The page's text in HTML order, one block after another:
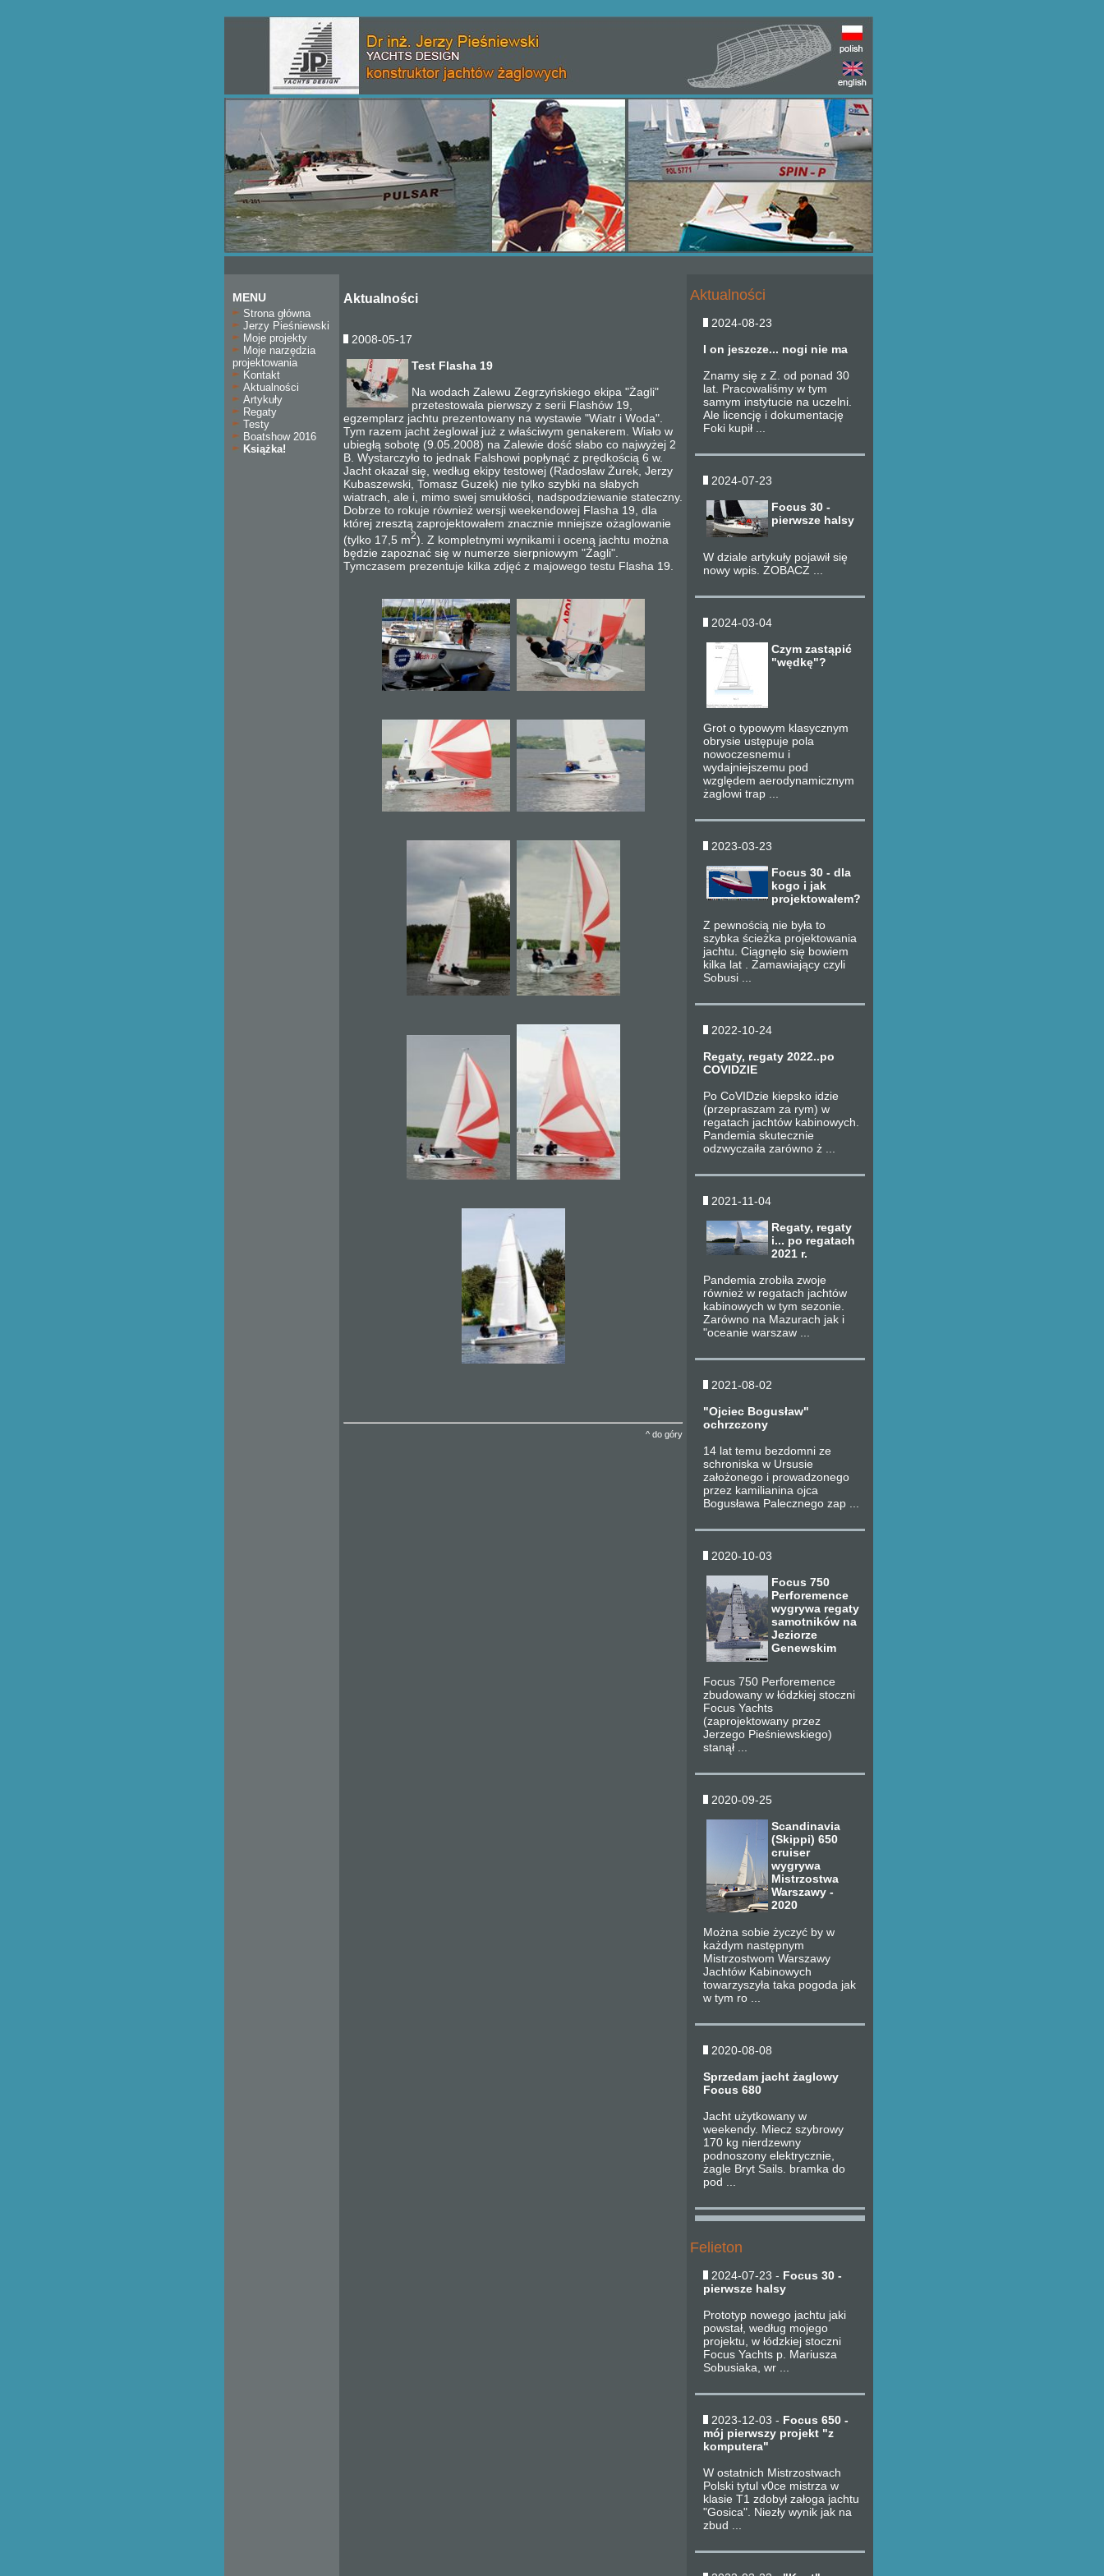
MENU
Strona główna
Jerzy Pieśniewski
Moje projekty
Moje narzędzia
projektowania
Kontakt
Aktualności
Artykuły
Regaty
Testy
Boatshow 2016
Książka!
Aktualności
2008-05-17
Test Flasha 19
Na wodach Zalewu Zegrzyńskiego ekipa "Żagli"
przetestowała pierwszy z serii Flashów 19,
egzemplarz jachtu prezentowany na wystawie "Wiatr i Woda".
Tym razem jacht żeglował już z właściwym genakerem. Wiało w
ubiegłą sobotę (9.05.2008) na Zalewie dość słabo co najwyżej 2
B. Wystarczyło to jednak Falshowi popłynąć z prędkością 6 w.
Jacht okazał się, według ekipy testowej (Radosław Żurek, Jerzy
Kubaszewski, Tomasz Guzek) nie tylko szybki na słabych
wiatrach, ale i, mimo swej smukłości, nadspodziewanie stateczny.
Dobrze to rokuje również wersji weekendowej Flasha 19, dla
której zresztą zaprojektowałem znacznie mniejsze ożaglowanie
(tylko 17,5 m2). Z kompletnymi wynikami i oceną jachtu można
będzie zapoznać się w numerze sierpniowym "Żagli".
Tymczasem prezentuje kilka zdjęć z majowego testu Flasha 19.
^ do góry
Aktualności
2024-08-23
I on jeszcze... nogi nie ma
Znamy się z Z. od ponad 30
lat. Pracowaliśmy w tym
samym instytucie na uczelni.
Ale licencję i dokumentację
Foki kupił ...
2024-07-23
Focus 30 -
pierwsze halsy
W dziale artykuły pojawił się
nowy wpis. ZOBACZ ...
2024-03-04
Czym zastąpić
"wędkę"?
Grot o typowym klasycznym
obrysie ustępuje pola
nowoczesnemu i
wydajniejszemu pod
względem aerodynamicznym
żaglowi trap ...
2023-03-23
Focus 30 - dla
kogo i jak
projektowałem?
Z pewnością nie była to
szybka ścieżka projektowania
jachtu. Ciągnęło się bowiem
kilka lat . Zamawiający czyli
Sobusi ...
2022-10-24
Regaty, regaty 2022..po
COVIDZIE
Po CoVIDzie kiepsko idzie
(przepraszam za rym) w
regatach jachtów kabinowych.
Pandemia skutecznie
odzwyczaiła zarówno ż ...
2021-11-04
Regaty, regaty
i... po regatach
2021 r.
Pandemia zrobiła zwoje
również w regatach jachtów
kabinowych w tym sezonie.
Zarówno na Mazurach jak i
"oceanie warszaw ...
2021-08-02
"Ojciec Bogusław"
ochrzczony
14 lat temu bezdomni ze
schroniska w Ursusie
założonego i prowadzonego
przez kamilianina ojca
Bogusława Palecznego zap ...
2020-10-03
Focus 750
Perforemence
wygrywa regaty
samotników na
Jeziorze
Genewskim
Focus 750 Perforemence
zbudowany w łódzkiej stoczni
Focus Yachts
(zaprojektowany przez
Jerzego Pieśniewskiego)
stanął ...
2020-09-25
Scandinavia
(Skippi) 650
cruiser
wygrywa
Mistrzostwa
Warszawy -
2020
Można sobie życzyć by w
każdym następnym
Mistrzostwom Warszawy
Jachtów Kabinowych
towarzyszyła taka pogoda jak
w tym ro ...
2020-08-08
Sprzedam jacht żaglowy
Focus 680
Jacht użytkowany w
weekendy. Miecz szybrowy
170 kg nierdzewny
podnoszony elektrycznie,
żagle Bryt Sails. bramka do
pod ...
Felieton
2024-07-23 - Focus 30 -
pierwsze halsy
Prototyp nowego jachtu jaki
powstał, według mojego
projektu, w łódzkiej stoczni
Focus Yachts p. Mariusza
Sobusiaka, wr ...
2023-12-03 - Focus 650 -
mój pierwszy projekt "z
komputera"
W ostatnich Mistrzostwach
Polski tytul v0ce mistrza w
klasie T1 zdobył załoga jachtu
"Gosica". Niezły wynik jak na
zbud ...